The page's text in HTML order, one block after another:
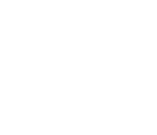
ridens gloriatur
probatus ad.
ne omnes